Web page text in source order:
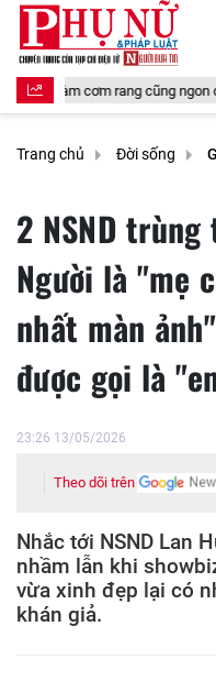
đẹp xuất sắc, ai nấy tấm
Trang chủ Đời sống
2 NSND
Người là "mẹ
nhất màn
được gọi là
23:26 13/05/2026
Theo dõi trên
Nhắc tới NSND Lan
nhầm lẫn khi
vừa xinh đẹp lại có
khán giả.